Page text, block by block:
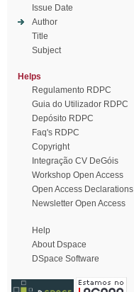
Issue Date
Author
Title
Subject
Helps
Regulamento RDPC
Guia do Utilizador RDPC
Depósito RDPC
Faq's RDPC
Copyright
Integração CV DeGóis
Workshop Open Access
Open Access Declarations
Newsletter Open Access
Help
About Dspace
DSpace Software